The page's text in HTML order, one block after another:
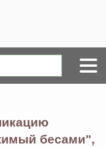
бесами",